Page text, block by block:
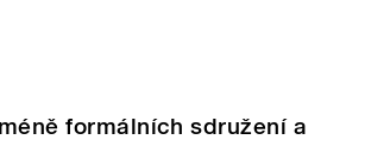
formálních sdružení a